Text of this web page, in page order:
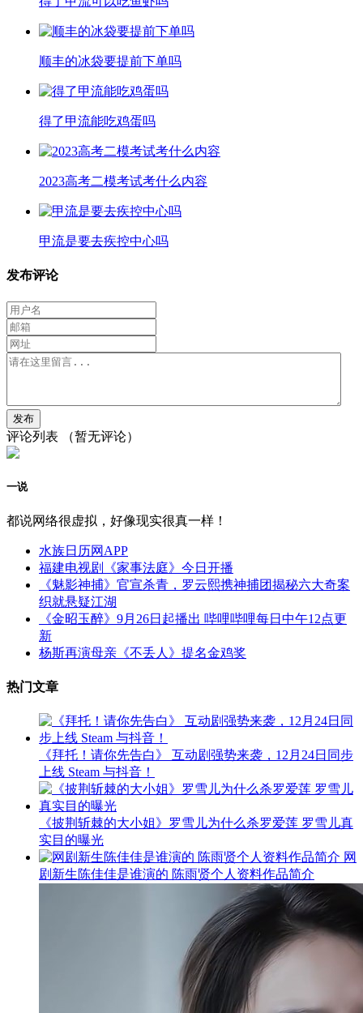
顺丰的冰袋要提前下单吗
得了甲流能吃鸡蛋吗
2023高考二模考试考什么内容
甲流是要去疾控中心吗
发布评论
评论列表 （暂无评论）
一说
都说网络很虚拟，好像现实很真一样！
水族日历网APP
福建电视剧《家事法庭》今日开播
《魅影神捕》官宣杀青，罗云熙携神捕团揭秘六大奇案
织就悬疑江湖
《金昭玉醉》9月26日起播出 哔哩哔哩每日中午12点更
新
杨斯再演母亲《不丢人》提名金鸡奖
热门文章
《拜托！请你先告白》 互动剧强势来袭，12月24日同步
上线 Steam 与抖音！
《披荆斩棘的大小姐》罗雪儿为什么杀罗爱莲 罗雪儿真
实目的曝光
网
剧新生陈佳佳是谁演的 陈雨贤个人资料作品简介